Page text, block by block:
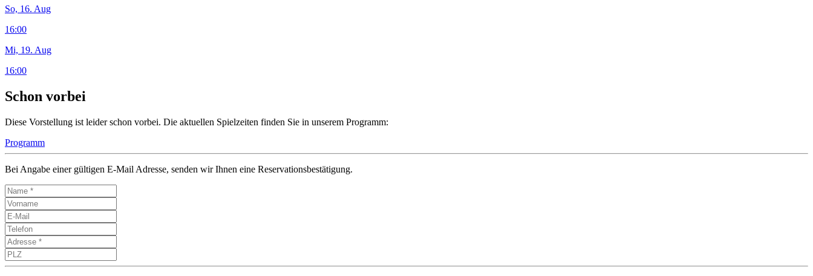
So, 16. Aug
16:00
Mi, 19. Aug
16:00
Schon vorbei
Diese Vorstellung ist leider schon vorbei. Die aktuellen Spielzeiten finden Sie in unserem Programm:
Programm
Bei Angabe einer gültigen E-Mail Adresse, senden wir Ihnen eine Reservationsbestätigung.